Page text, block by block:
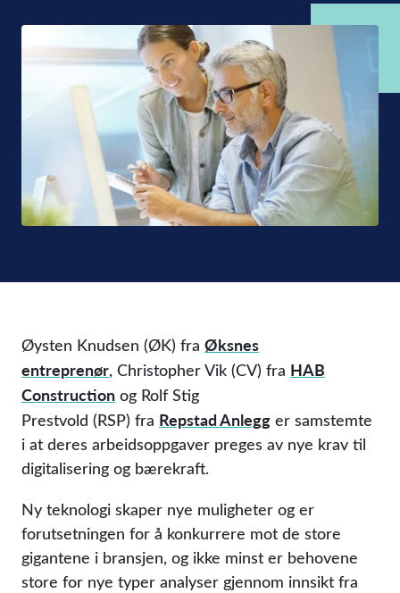
Øysten Knudsen (ØK) fra Øksnes
entreprenør, Christopher Vik (CV) fra HAB
Construction og Rolf Stig
Prestvold (RSP) fra Repstad Anlegg er samstemte
i at deres arbeidsoppgaver preges av nye krav til
digitalisering og bærekraft.
Ny teknologi skaper nye muligheter og er
forutsetningen for å konkurrere mot de store
gigantene i bransjen, og ikke minst er behovene
store for nye typer analyser gjennom innsikt fra